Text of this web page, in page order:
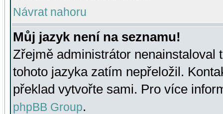
Návrat nahoru
Můj jazyk není na seznamu!
Zřejmě administrátor nenainstaloval
tohoto jazyka zatím nepřeložil.
překlad vytvořte sami. Pro více
phpBB Group.